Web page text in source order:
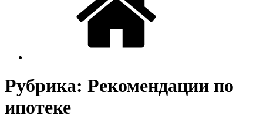
Рубрика: Рекомендации по
ипотеке